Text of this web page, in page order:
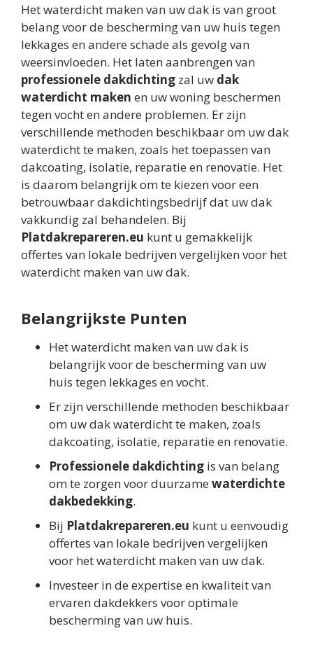
Het waterdicht maken van uw dak is van groot
belang voor de bescherming van uw huis tegen
lekkages en andere schade als gevolg van
weersinvloeden. Het laten aanbrengen van
professionele dakdichting zal uw dak
waterdicht maken en uw woning beschermen
tegen vocht en andere problemen. Er zijn
verschillende methoden beschikbaar om uw dak
waterdicht te maken, zoals het toepassen van
dakcoating, isolatie, reparatie en renovatie. Het
is daarom belangrijk om te kiezen voor een
betrouwbaar dakdichtingsbedrijf dat uw dak
vakkundig zal behandelen. Bij
Platdakrepareren.eu kunt u gemakkelijk
offertes van lokale bedrijven vergelijken voor het
waterdicht maken van uw dak.
Belangrijkste Punten
Het waterdicht maken van uw dak is
belangrijk voor de bescherming van uw
huis tegen lekkages en vocht.
Er zijn verschillende methoden beschikbaar
om uw dak waterdicht te maken, zoals
dakcoating, isolatie, reparatie en renovatie.
Professionele dakdichting is van belang
om te zorgen voor duurzame waterdichte
dakbedekking.
Bij Platdakrepareren.eu kunt u eenvoudig
offertes van lokale bedrijven vergelijken
voor het waterdicht maken van uw dak.
Investeer in de expertise en kwaliteit van
ervaren dakdekkers voor optimale
bescherming van uw huis.